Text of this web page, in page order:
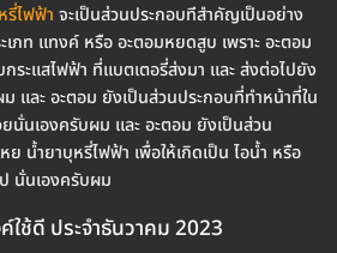
รี่ไฟฟ้า จะเป็นส่วนประกอบทีสำคัญเป็นอย่าง
เภท แทงค์ หรือ อะตอมหยดสูบ เพราะ อะตอม
ระแสไฟฟ้า ที่แบตเตอรี่ส่งมา และ ส่งต่อไปยัง
และ อะตอม ยังเป็นส่วนประกอบที่ทำหน้าที่ใน
นั่นเองครับผม และ อะตอม ยังเป็นส่วน
ย น้ำยาบุหรี่ไฟฟ้า เพื่อให้เกิดเป็น ไอน้ำ หรือ
นั่นเองครับผม
ช้ดี ประจำธันวาคม 2023